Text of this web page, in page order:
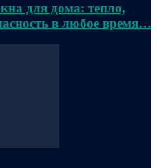
для дома: тепло,
в любое время…